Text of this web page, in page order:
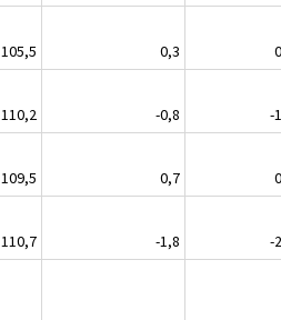
105,5 0,3
110,2 -0,8
-
109,5 0,7
110,7 -1,8
-